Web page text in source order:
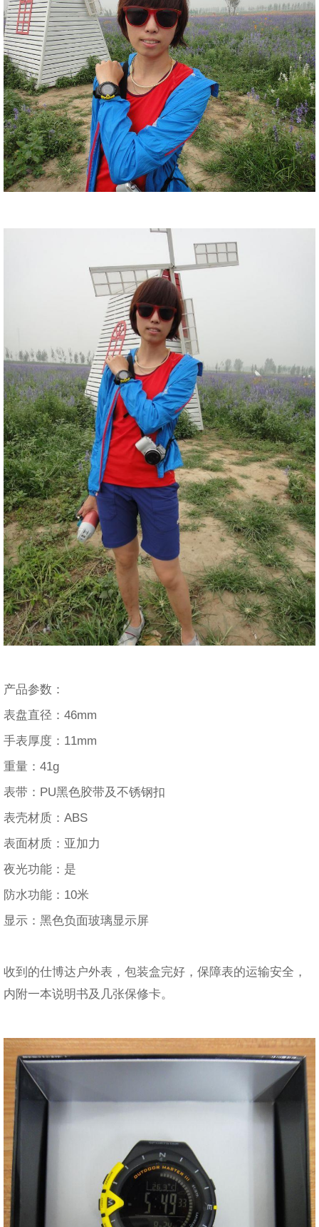
产品参数：
表盘直径：46mm
手表厚度：11mm
重量：41g
表带：PU黑色胶带及不锈钢扣
表壳材质：ABS
表面材质：亚加力
夜光功能：是
防水功能：10米
显示：黑色负面玻璃显示屏
收到的仕博达户外表，包装盒完好，保障表的运输安全，
内附一本说明书及几张保修卡。